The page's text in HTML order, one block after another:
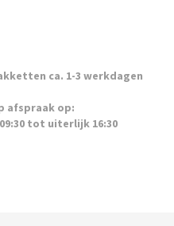
ca. 1-3 werkdagen
afspraak op:
tot uiterlijk 16:30